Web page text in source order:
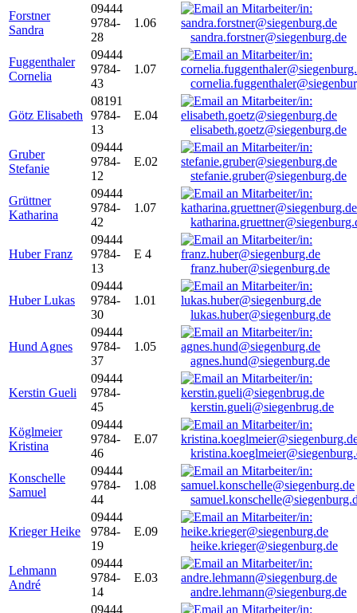
Forstner
Sandra
09444
9784-
28
1.06
sandra.forstner@siegenburg.de
Fuggenthaler
Cornelia
09444
9784-
43
1.07
Götz Elisabeth
08191
9784-
13
E.04
elisabeth.goetz@siegenburg.de
Gruber
Stefanie
09444
9784-
12
E.02
stefanie.gruber@siegenburg.de
Grüttner
Katharina
09444
9784-
42
1.07
Huber Franz
09444
9784-
13
E 4
franz.huber@siegenburg.de
Huber Lukas
09444
9784-
30
1.01
lukas.huber@siegenburg.de
Hund Agnes
09444
9784-
37
1.05
agnes.hund@siegenburg.de
Kerstin Gueli
09444
9784-
45
kerstin.gueli@siegenbrug.de
Köglmeier
Kristina
09444
9784-
46
E.07
Konschelle
Samuel
09444
9784-
44
1.08
Krieger Heike
09444
9784-
19
E.09
heike.krieger@siegenburg.de
Lehmann
André
09444
9784-
14
E.03
andre.lehmann@siegenburg.de
09444